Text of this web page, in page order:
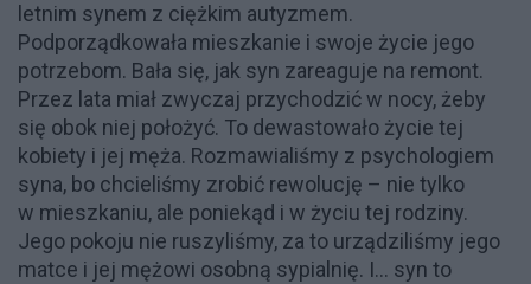
letnim synem z ciężkim autyzmem.
Podporządkowała mieszkanie i swoje życie jego
potrzebom. Bała się, jak syn zareaguje na remont.
Przez lata miał zwyczaj przychodzić w nocy, żeby
się obok niej położyć. To dewastowało życie tej
kobiety i jej męża. Rozmawialiśmy z psychologiem
syna, bo chcieliśmy zrobić rewolucję – nie tylko
w mieszkaniu, ale poniekąd i w życiu tej rodziny.
Jego pokoju nie ruszyliśmy, za to urządziliśmy jego
matce i jej mężowi osobną sypialnię. I... syn to